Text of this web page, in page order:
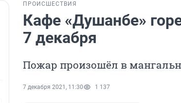
ПРОИСШЕСТВИЯ
Кафе «Душанбе»
7 декабря
Пожар произошёл в
7 декабря 2021, 11:30 1 137